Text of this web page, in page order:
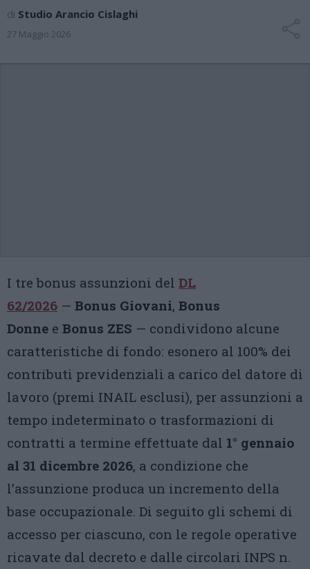
di Studio Arancio Cislaghi
27 Maggio 2026
I tre bonus assunzioni del DL
62/2026 — Bonus Giovani, Bonus
Donne e Bonus ZES — condividono alcune
caratteristiche di fondo: esonero al 100% dei
contributi previdenziali a carico del datore di
lavoro (premi INAIL esclusi), per assunzioni a
tempo indeterminato o trasformazioni di
contratti a termine effettuate dal 1° gennaio
al 31 dicembre 2026, a condizione che
l’assunzione produca un incremento della
base occupazionale. Di seguito gli schemi di
accesso per ciascuno, con le regole operative
ricavate dal decreto e dalle circolari INPS n.